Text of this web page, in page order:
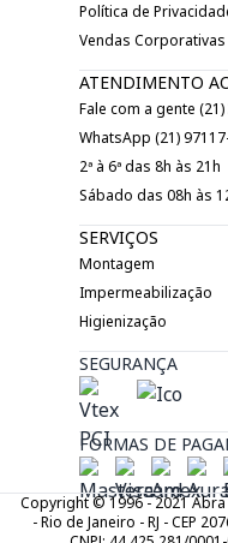
Política de
Vendas Corporativas
ATENDIMENTO
Fale com a gente
WhatsApp (21)
2ª à 6ª das 8h às 21h
Sábado das 08h às
SERVIÇOS
Montagem
Impermeabilização
Higienização
SEGURANÇA
FORMAS DE
Copyright © 1996 - 2021 Abra
- Rio de Janeiro - RJ - CEP